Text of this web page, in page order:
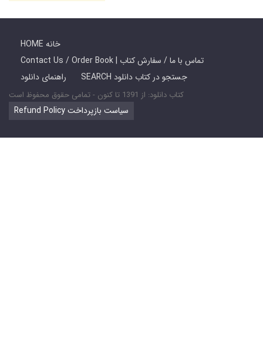
HOME خانه
Contact Us / Order Book | تماس با ما / سفارش کتاب
راهنمای دانلود
SEARCH جستجو در کتاب دانلود
کتاب دانلود: از 1391 تا کنون - تمامی حقوق محفوظ است
Refund Policy سیاست بازپرداخت